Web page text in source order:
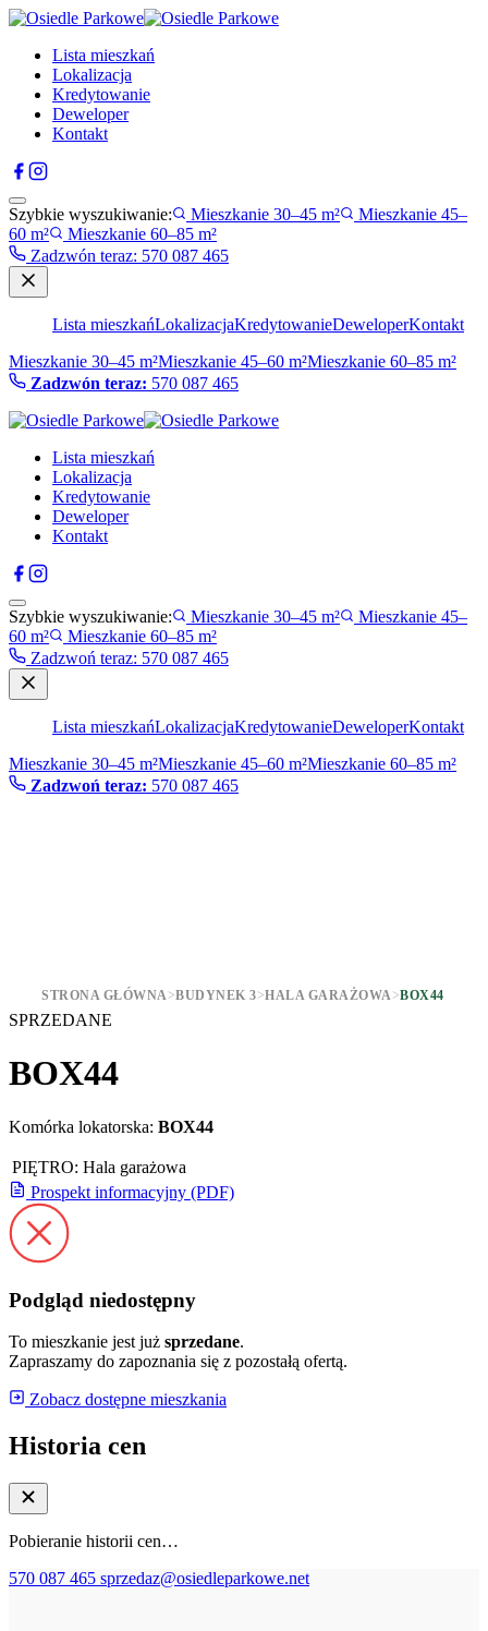
Lista mieszkań
Lokalizacja
Kredytowanie
Deweloper
Kontakt
Szybkie wyszukiwanie: Mieszkanie 30–45 m²
Mieszkanie 45–
60 m²
Mieszkanie 60–85 m²
Zadzwón teraz: 570 087 465
Lista mieszkańLokalizacjaKredytowanieDeweloperKontakt
Mieszkanie 30–45 m²Mieszkanie 45–60 m²Mieszkanie 60–85 m²
Zadzwón teraz: 570 087 465
Lista mieszkań
Lokalizacja
Kredytowanie
Deweloper
Kontakt
Szybkie wyszukiwanie: Mieszkanie 30–45 m²
Mieszkanie 45–
60 m²
Mieszkanie 60–85 m²
Zadzwoń teraz: 570 087 465
Lista mieszkańLokalizacjaKredytowanieDeweloperKontakt
Mieszkanie 30–45 m²Mieszkanie 45–60 m²Mieszkanie 60–85 m²
Zadzwoń teraz: 570 087 465
STRONA GŁÓWNA>BUDYNEK 3>HALA GARAŻOWA>BOX44
SPRZEDANE
BOX44
Komórka lokatorska: BOX44
PIĘTRO: Hala garażowa
Prospekt informacyjny (PDF)
Podgląd niedostępny
To mieszkanie jest już sprzedane.
Zapraszamy do zapoznania się z pozostałą ofertą.
Zobacz dostępne mieszkania
Historia cen
Pobieranie historii cen…
570 087 465 sprzedaz@osiedleparkowe.net